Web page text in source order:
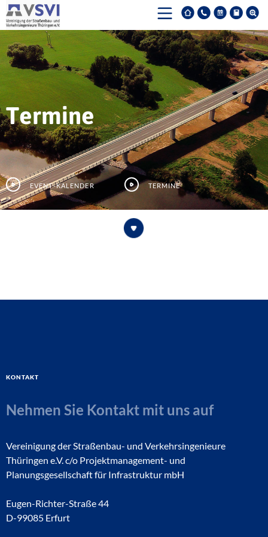
Termine
Event-Kalender Termine
Kontakt
Nehmen Sie Kontakt mit uns auf
Vereinigung der Straßenbau- und Verkehrsingenieure
Thüringen e.V. c/o Projektmanagement- und
Planungsgesellschaft für Infrastruktur mbH
Eugen-Richter-Straße 44
D-99085 Erfurt